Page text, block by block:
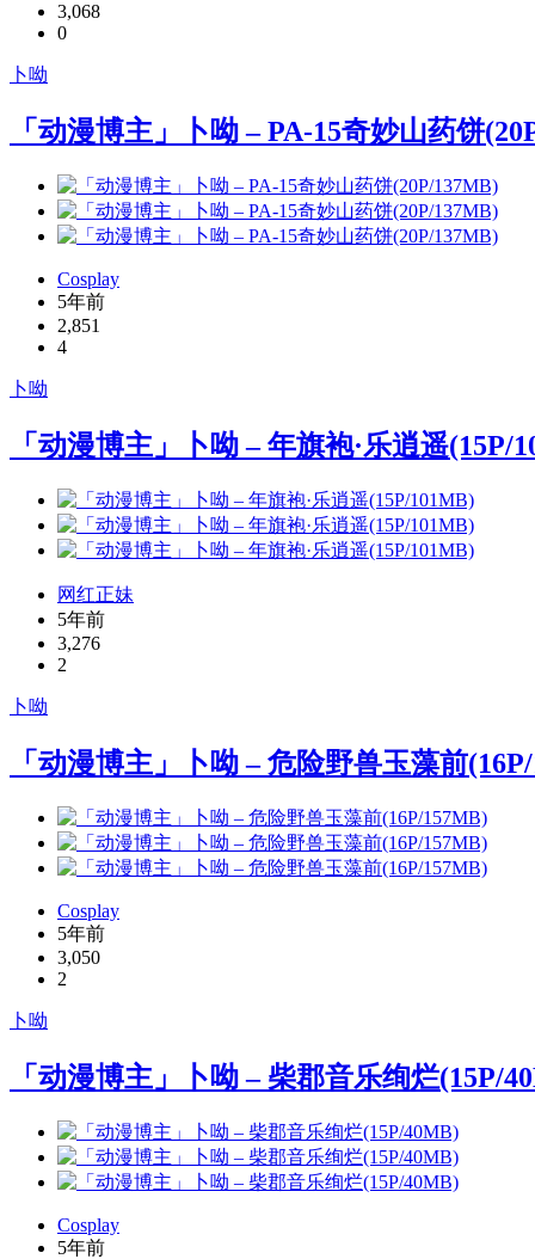
3,068
0
卜呦
「动漫博主」卜呦 – PA-15奇妙山药饼
Cosplay
5年前
2,851
4
卜呦
「动漫博主」卜呦 – 年旗袍·乐逍遥(15P/
网红正妹
5年前
3,276
2
卜呦
「动漫博主」卜呦 – 危险野兽玉藻前
Cosplay
5年前
3,050
2
卜呦
「动漫博主」卜呦 – 柴郡音乐绚烂(15P/
Cosplay
5年前